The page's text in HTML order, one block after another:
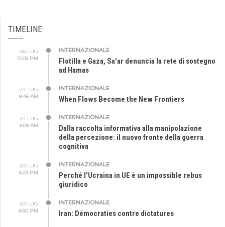
TIMELINE
26 LUG
12:09 PM
INTERNAZIONALE
Flotilla e Gaza, Sa’ar denuncia la rete di sostegno
ad Hamas
24 LUG
8:46 AM
INTERNAZIONALE
When Flows Become the New Frontiers
24 LUG
6:09 AM
INTERNAZIONALE
Dalla raccolta informativa alla manipolazione
della percezione: il nuovo fronte della guerra
cognitiva
20 LUG
6:23 PM
INTERNAZIONALE
Perché l’Ucraina in UE è un impossible rebus
giuridico
20 LUG
6:00 PM
INTERNAZIONALE
Iran: Démocraties contre dictatures